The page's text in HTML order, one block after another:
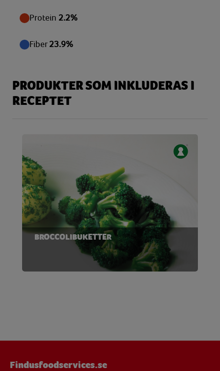
Protein 2.2%
Fiber 23.9%
PRODUKTER SOM INKLUDERAS I
RECEPTET
BROCCOLIBUKETTER
Findusfoodservices.se